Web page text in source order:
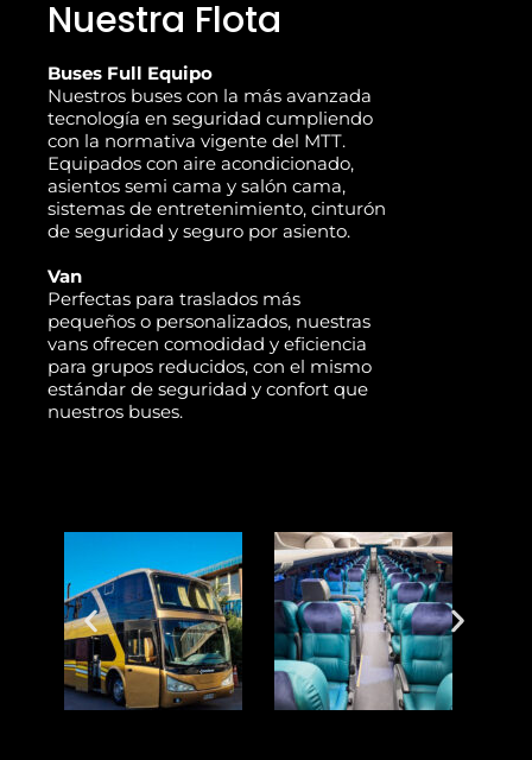
Nuestra Flota
Buses Full Equipo
Nuestros buses con la más avanzada
tecnología en seguridad cumpliendo
con la normativa vigente del MTT.
Equipados con aire acondicionado,
asientos semi cama y salón cama,
sistemas de entretenimiento, cinturón
de seguridad y seguro por asiento.
Van
Perfectas para traslados más
pequeños o personalizados, nuestras
vans ofrecen comodidad y eficiencia
para grupos reducidos, con el mismo
estándar de seguridad y confort que
nuestros buses.